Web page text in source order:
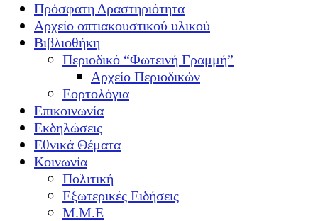
Πρόσφατη Δραστηριότητα
Αρχείο οπτιακουστικού υλικού
Βιβλιοθήκη
Περιοδικό “Φωτεινή Γραμμή”
Αρχείο Περιοδικών
Εορτολόγια
Επικοινωνία
Εκδηλώσεις
Εθνικά Θέματα
Κοινωνία
Πολιτική
Εξωτερικές Ειδήσεις
Μ.Μ.Ε